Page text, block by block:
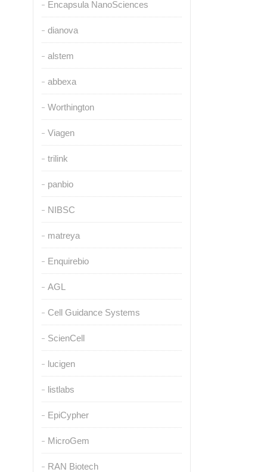
Encapsula NanoSciences
dianova
alstem
abbexa
Worthington
Viagen
trilink
panbio
NIBSC
matreya
Enquirebio
AGL
Cell Guidance Systems
ScienCell
lucigen
listlabs
EpiCypher
MicroGem
RAN Biotech